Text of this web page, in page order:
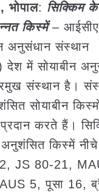
भोपाल: सिक्किम के
किस्में–
अनुसंधान संस्थान
में सोयाबीन
संस्थान है।
सोयाबीन
करते हैं।
अनुशंसित किस्में
JS 80-21,
5, पूसा 16,